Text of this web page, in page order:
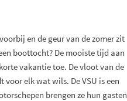
en de geur van de zomer zit
boottocht? De mooiste tijd aan
vakantie toe. De vloot van de
elk wat wils. De VSU is een
brengen ze hun gasten